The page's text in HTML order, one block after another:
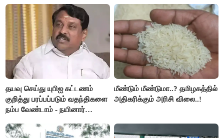
தயவு செய்து யுபிஐ கட்டணம்
குறித்து பரப்பப்படும் வதந்திகளை
நம்ப வேண்டாம் - நயினார்
மீண்டும் மீண்டுமா..? தமிழகத்தில்
அதிகரிக்கும் அரிசி விலை..!